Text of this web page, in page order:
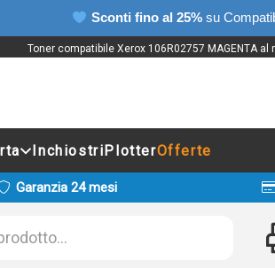
Sconti fino al 25% su
Toner compatibile Xerox 106R02757 MAGENTA
InchiostriPlotterOfferte
Garanzia 24 mesi